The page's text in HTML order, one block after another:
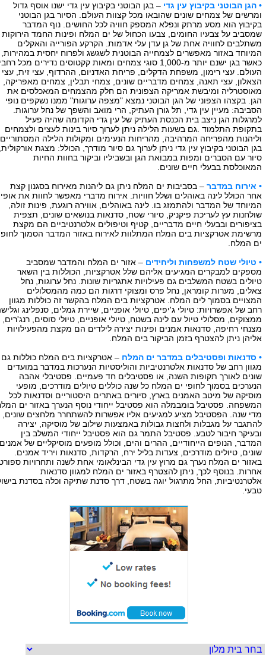
• הגן הבוטני בקיבוץ עין גדי– בגן הבוטני בקיבוץ עין גדי ישנו אוסף גדול
ומרשים של צמחים שונים שהובאו מכל קצוות העולם. הסיור בגן הבוטני
בקיבוץ הוא מסע מרתק ונפלא המספק חוויה לכל החושים. נוף המדבר
שמסביב על צבעיו החומים, צבעו הכחול של ים המלח ופינות החמד הירוקות
משתלבים לחוויה אחת של גן עדן עלי אדמות. הקרקע הפורייה והאקלים
המיוחד באזור מאפשרים לצמחייה הבוטנית לשגשג ולפרוח יחסית במהירות,
כאשר בגן ישנם יותר מ-1,000 סוגי צמחים ומאות קקטוסים נדירים מכל רחבי
העולם. עצי רימון, משפחת הדקלים, פריחת האדניום, ההרדוף, עצי זית, עצי
הצאלון, עצי תאנה, צמחים מדבריים שונים, צמחי תבלין, צמחים מאפריקה,
מאוסטרליה ומיבשת אמריקה הצפונית הם חלק מהצמחים המאכלסים את
הגן. בקצהו הצפוני של הגן הבוטני נמצא "מצפה ערוגות" ממנו נשקפים נופי
הסביבה: מעיין עין גדי, תל גורן העתיק, הרי מואב והשפך של נחל ערוגות.
למרגלות הגן ניצב בית הכנסת העתיק של עין גדי הקדומה שהיה פעיל
בתקופת התלמוד .גם בשעות הלילה ניתן לערוך סיור בינות לעצים ולצמחים
וליהנות מהפריחה המרהיבה, מהריחות הנעימים ומקולות הלילה המסתוריים.
בגן הבוטני בקיבוץ עין גדי ניתן לערוך גם סיור מודרך, הכולל: מצגת אורקולית,
סיור עם הסברים ומפות במבואת הגן ובשביליו וביקור בחוות החיות
המאוכלסת בבעלי חיים שונים.
• אירוח במדבר– בסביבות ים המלח ניתן גם ליהנות מאירוח בסגנון קצת
אחר הכולל לינה באוהלים ושלל חוויות. אירוח מדברי מאפשר לחוות את אופיו
המיוחד של המדבר ולהתמזג בו. לינה באוהלים, אווירה רוגעת, פינות זולה,
שולחנות עץ לעריכת פיקניק, סיורי שטח, סדנאות בנושאים שונים, תצפית
בציפורים ובבעלי חיים מדבריים, קטיף וטיפולים אלטרנטיביים הם מקצת
מרשימת אטרקציות בים המלח המתלוות לאירוח באזור המדבר הסמוך לחופי
ים המלח.
• טיולי שטח למשפחות וליחידים– אזור ים המלח והמדבר שמסביב
מספקים למבקרים המגיעים אליהם שלל אטרקציות, הכוללות בין השאר
טיולים בשטח המשלבים גם פעילויות אתגריות שונות. נחל ערוגות, נחל
צאלים, מערות קומראן, נחל פרס ומצוקי דרגות הם כמה מהמסלולים
המצויים בסמוך לים המלח. אטרקציות בים המלח בהקשר זה כוללות מגוון
רחב של אפשרויות: טיולי ג'יפים, טיולי אופניים, שיירת גמלים, סנפלינג וגלישה
ממצוקים, מסלולי טיול עם לינה בשטח, טיולי אופניים, טיולי סוסים, רנג'רים,
מצנחי רחיפה, סדנאות אמנים ופינות יצירה לילדים הם מקצת מהפעילויות
אליהן ניתן להצטרף בזמן הביקור בים המלח.
• סדנאות ופסטיבלים במדבר ים המלח– אטרקציות בים המלח כוללות גם
מגוון רחב של סדנאות אלטרנטיביות והוליסטיות הנערכות במדבר במועדים
שונים לאורך תקופות השנה, או פסטיבלים חד פעמיים. פסטיבלי אהבה
הנערכים בסמוך לחופי ים המלח כל שנה כוללים טיולים מודרכים, מופעי
מוסיקה של מיטב האמנים בארץ, סיורים באתרים היסטוריים וסדנאות לכל
המשפחה. פסטיבל בומבמלה הוא פסטיבל ייחודי נוסף הנערך באזור ים המלח
מדי שנה. הפסטיבל מציע למגיעים אליו אפשרות להשתחרר מלחצים שונים,
להתגבר על מגבלות ולחצות גבולות באמצעות שילוב של מוסיקה, יצירה
ובעיקר חיבור לטבע. פסטיבל התמר גם הוא פסטיבל ייחודי המשלב בין
המדבר, הנופים הייחודיים, ההרים והים, וכולל מופעים מוסיקליים של אמנים
שונים, טיולים מודרכים, צעדות בליל ירח, הרקדות, סדנאות ויריד אמנים.
באזור ים המלח נערך גם מרוץ עין גדי הבינלאומי אחת לשנה ותחרויות ספורט
אחרות. בנוסף לכך, ניתן להצטרף באזור ים המלח למגוון סדנאות
אלטרנטיביות, החל מתרגול יוגה בשטח, דרך סדנת שתיקה וכלה בסדנת בישול
טבעי.